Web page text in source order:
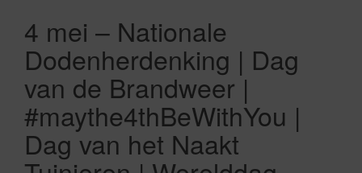
4 mei – Nationale
Dodenherdenking | Dag
van de Brandweer |
#maythe4thBeWithYou |
Dag van het Naakt